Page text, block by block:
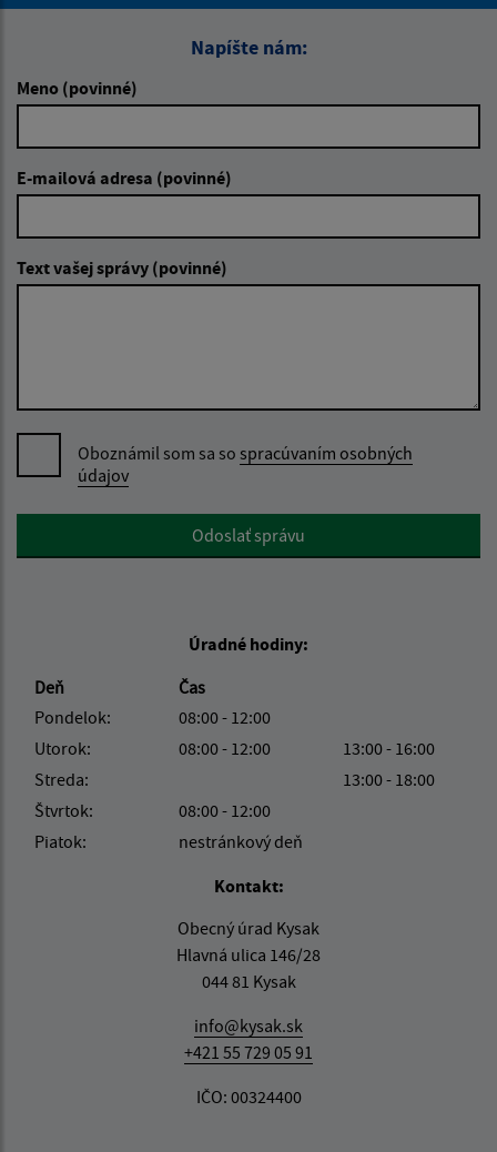
Napíšte nám:
Meno (povinné)
E-mailová adresa (povinné)
Text vašej správy (povinné)
Oboznámil som sa so spracúvaním osobných
údajov
Google reCaptcha ResponseOdoslať správu
Úradné hodiny:
Deň
Čas
Pondelok:
08:00 - 12:00
Utorok:
08:00 - 12:00
13:00 - 16:00
Streda:
13:00 - 18:00
Štvrtok:
08:00 - 12:00
Piatok:
nestránkový deň
Kontakt:
Obecný úrad Kysak
Hlavná ulica 146/28
044 81 Kysak
info@kysak.sk
+421 55 729 05 91
IČO: 00324400